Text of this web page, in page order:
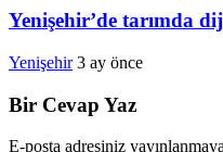
Yenişehir’de tarımda
Yenişehir 3 ay önce
Bir Cevap Yaz
E-posta adresiniz